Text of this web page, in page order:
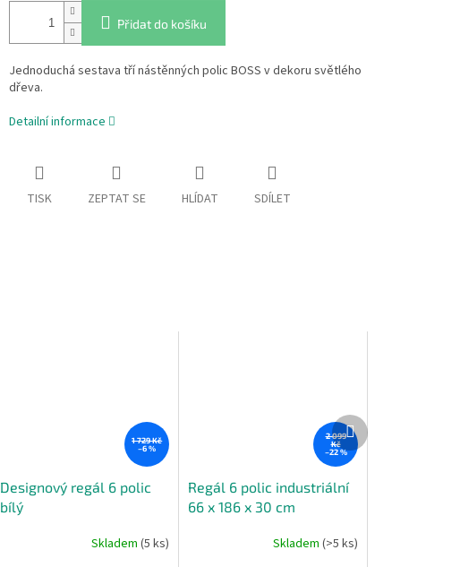
Přidat do košíku
Jednoduchá sestava tří nástěnných polic BOSS v dekoru světlého
dřeva.
Detailní informace
TISK ZEPTAT SE HLÍDAT SDÍLET
1 729 Kč
–6 %
Designový regál 6 polic
bílý
Skladem(5 ks)
2 099
Kč
–22 %
Regál 6 polic industriální
66 x 186 x 30 cm
Skladem(>5 ks)
Další
produkt